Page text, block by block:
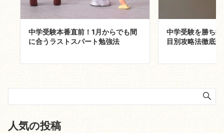
中学受験本番直前！1月からでも間
に合うラストスパート勉強法
中学受験を勝ち
目別攻略法徹底解
人気の投稿